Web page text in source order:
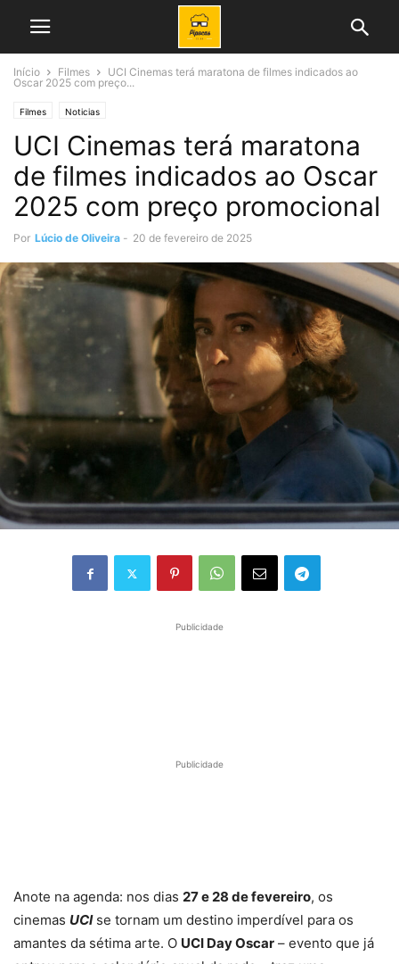
Início Filmes
UCI Cinemas terá maratona de filmes indicados ao
Oscar 2025 com preço...
Filmes Noticias
UCI Cinemas terá maratona
de filmes indicados ao Oscar
2025 com preço promocional
Por Lúcio de Oliveira - 20 de fevereiro de 2025
Publicidade
Publicidade
Anote na agenda: nos dias 27 e 28 de fevereiro, os
cinemas UCIse tornam um destino imperdível para os
amantes da sétima arte. O UCI Day Oscar – evento que já